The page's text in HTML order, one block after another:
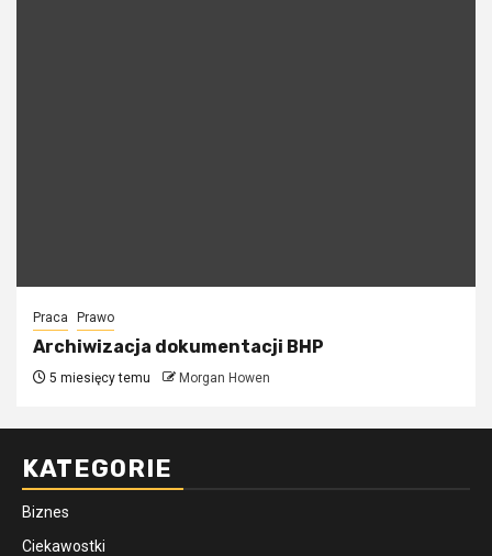
Praca Prawo
Archiwizacja dokumentacji BHP
5 miesięcy temu Morgan Howen
KATEGORIE
Biznes
Ciekawostki